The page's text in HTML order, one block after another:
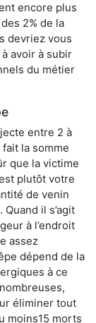
encore plus
2% de la
devriez vous
avoir à subir
du métier
entre 2 à
la somme
que la victime
plutôt votre
de venin
il s’agit
à l’endroit
assez
dépend de la
à ce
éliminer tout
moins15 morts